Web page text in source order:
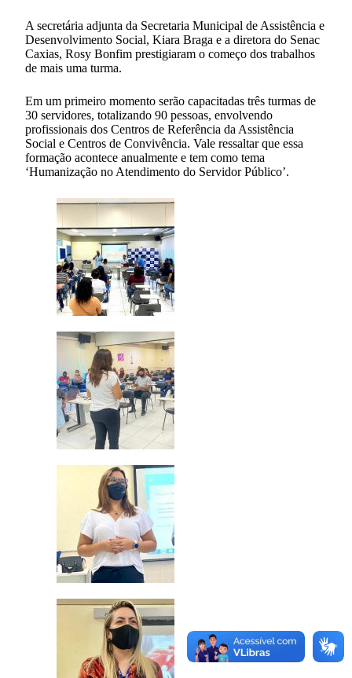
A secretária adjunta da Secretaria Municipal de Assistência e
Desenvolvimento Social, Kiara Braga e a diretora do Senac
Caxias, Rosy Bonfim prestigiaram o começo dos trabalhos
de mais uma turma.
Em um primeiro momento serão capacitadas três turmas de
30 servidores, totalizando 90 pessoas, envolvendo
profissionais dos Centros de Referência da Assistência
Social e Centros de Convivência. Vale ressaltar que essa
formação acontece anualmente e tem como tema
‘Humanização no Atendimento do Servidor Público’.